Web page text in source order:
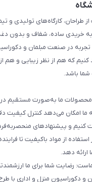
کارگاه‌های تولیدی و
خریدی ساده، شفاف و بدون
در صنعت مبلمان و
که هم از نظر زیبایی و هم از
شما باشد.
محصولات ما به‌صورت مستقیم در
ما امکان می‌دهد کنترل کیفیت
کنیم و پیشنهادهای
از مواد باکیفیت تا
ارائه دهد.
رضایت شما برای ما
و دکوراسیون منزل و اداری با